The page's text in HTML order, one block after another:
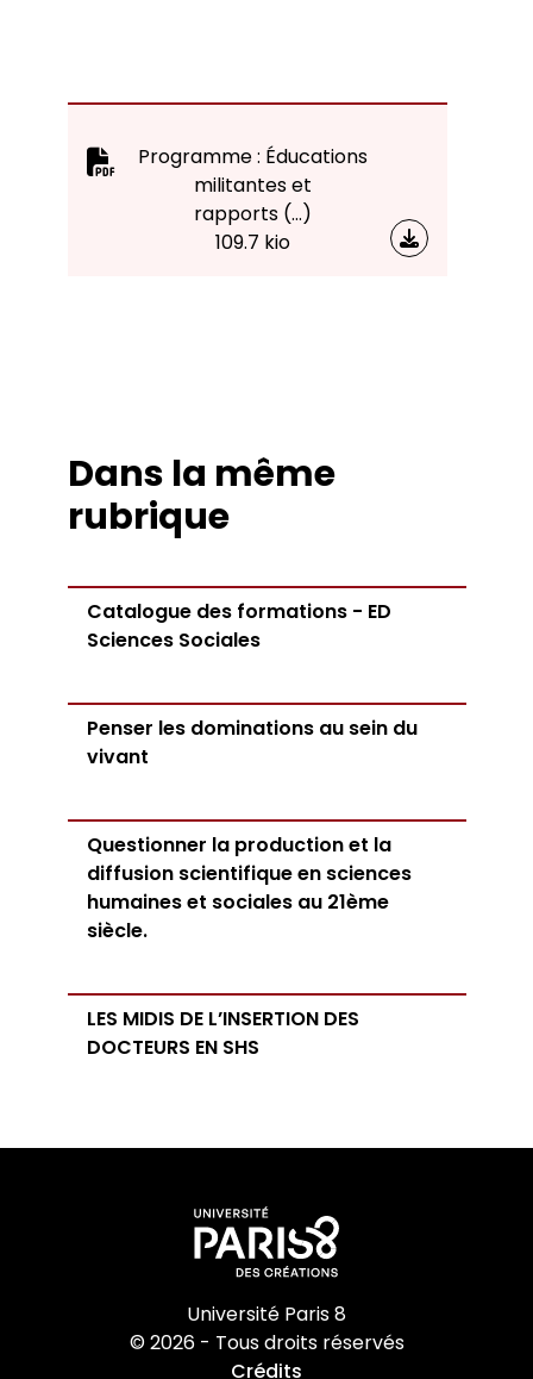
Programme : Éducations
militantes et
rapports (…)
109.7 kio
Dans la même
rubrique
Catalogue des formations - ED
Sciences Sociales
Penser les dominations au sein du
vivant
Questionner la production et la
diffusion scientifique en sciences
humaines et sociales au 21ème
siècle.
LES MIDIS DE L’INSERTION DES
DOCTEURS EN SHS
Université Paris 8
© 2026 - Tous droits réservés
Crédits